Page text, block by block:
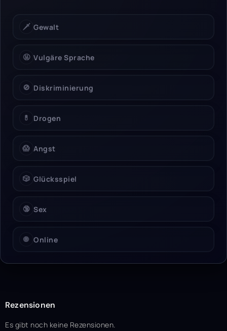
🗡️ Gewalt
🤬 Vulgäre Sprache
🚫 Diskriminierung
💊 Drogen
😱 Angst
🎲 Glücksspiel
🔞 Sex
🌐 Online
Rezensionen
Es gibt noch keine Rezensionen.